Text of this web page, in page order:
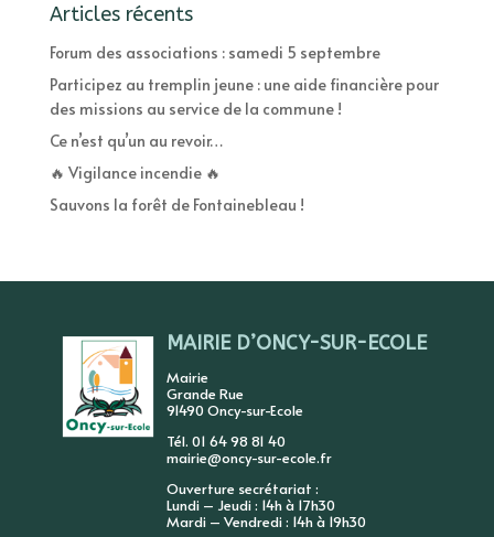
Articles récents
Forum des associations : samedi 5 septembre
Participez au tremplin jeune : une aide financière pour
des missions au service de la commune !
Ce n’est qu’un au revoir…
🔥 Vigilance incendie 🔥
Sauvons la forêt de Fontainebleau !
MAIRIE D’ONCY-SUR-ECOLE
Mairie
Grande Rue
91490 Oncy-sur-Ecole
Tél. 01 64 98 81 40
mairie@oncy-sur-ecole.fr
Ouverture secrétariat :
Lundi – Jeudi : 14h à 17h30
Mardi – Vendredi : 14h à 19h30